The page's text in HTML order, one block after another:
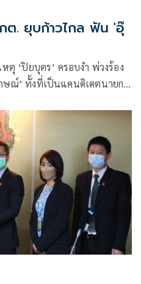
. ยุบก้าวไกล ฟัน 'อุ๊
ตุ ‘ปิยบุตร’ ครอบงำ พ่วงร้อง
ษณ์’ ทั้งที่เป็นแคนดิเดตนายกฯ